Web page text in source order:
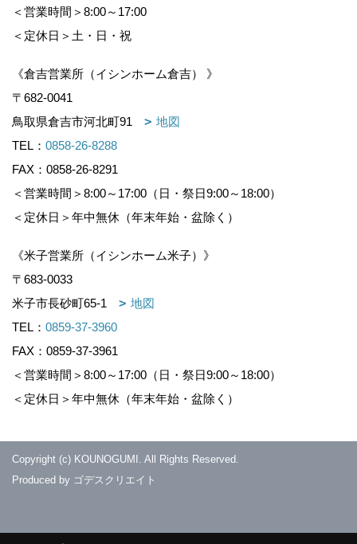
＜営業時間＞8:00～17:00
＜定休日＞土・日・祝
《倉吉営業所（イシンホーム倉吉） 》
〒682-0041
鳥取県倉吉市河北町91
地図
TEL： 0858-26-8288
FAX：0858-26-8291
＜営業時間＞8:00～17:00（日・祭日9:00～18:00）
＜定休日＞年中無休（年末年始・盆除く）
《米子営業所（イシンホーム米子）》
〒683-0033
米子市長砂町65-1
地図
TEL： 0859-37-3960
FAX：0859-37-3961
＜営業時間＞8:00～17:00（日・祭日9:00～18:00）
＜定休日＞年中無休（年末年始・盆除く）
Copyright (c) KOUNOGUMI. All Rights Reserved.
Produced by ゴデスクリエイト